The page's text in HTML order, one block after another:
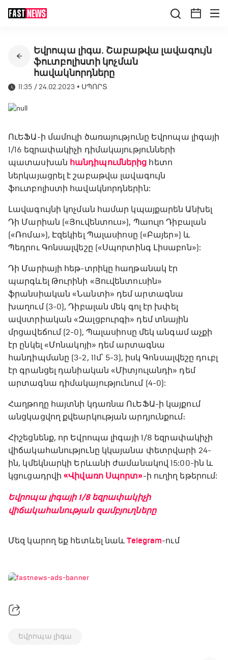
Եվրոպա լիգա. Շաբաթվա լավագույն
ֆուտբոլիստի կոչման
հավակնորդները
11:35 / 24.02.2023 • ՍՊՈՐՏ
ՈւԵՖԱ-ի մամուլի ծառայությունը Եվրոպա լիգայի
1/16 եզրափակիչի դիմակայությունների
պատասխան հանդիպումներից հետո
ներկայացրել է շաբաթվա լավագույն
ֆուտբոլիստի հավակնորդներին:
Լավագույնի կոչման համար կպայքարեն Անխել
Դի Մարիան («Յուվենտուս»), Պաուլո Դիբալան
(«Ռոմա»), Էզեկիել Պալասիոսը («Բայեր») և
Պեդրու Գոնսալվեշը («Սպորտինգ Լիսաբոն»):
Դի Մարիայի հեթ-տրիկը հաղթանակ էր
պարգևել Թուրինի «Յուվենտուսին»
ֆրանսիական «Նանտի» դեմ արտագնա
խաղում (3-0), Դիբալան մեկ գոլ էր խփել
ավստրիական «Զալցբուրգի» դեմ տնային
մրցավեճում (2-0), Պալասիոսը մեկ անգամ աչքի
էր ընկել «Մոնակոյի» դեմ արտագնա
հանդիպմանը (3-2, 11մ՝ 5-3), իսկ Գոնսալվեշը դուբլ
էր գրանցել դանիական «Միտյուլանդի» դեմ
արտագնա դիմակայությունում (4-0):
Հաղթողը հայտնի կդառնա ՈւԵՖԱ-ի կայքում
անցկացվող քվեարկության արդյունքում։
Հիշեցնենք, որ Եվրոպա լիգայի 1/8 եզրափակիչի
վիճակահանությունը կկայանա փետրվարի 24-
ին, կմեկնարկի Երևանի ժամանակով 15:00-ին և
կցուցադրվի«Վիվառո Սպորտ»-ի ուղիղ եթերում:
Եվրոպա լիգայի 1/8 եզրափակիչի
վիճակահանության զամբյուղները
Մեզ կարող եք հետևել նաև Telegram-ում
Եվրոպա լիգա